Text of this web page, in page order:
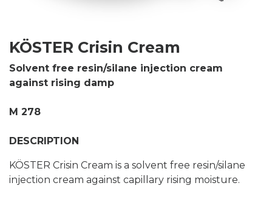
KÖSTER Crisin Cream
Solvent free resin/silane injection cream
against rising damp
M 278
DESCRIPTION
KÖSTER Crisin Cream is a solvent free resin/silane
injection cream against capillary rising moisture.